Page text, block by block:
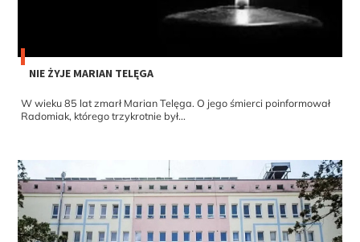
NIE ŻYJE MARIAN TELĘGA
W wieku 85 lat zmarł Marian Telęga. O jego śmierci poinformował
Radomiak, którego trzykrotnie był...